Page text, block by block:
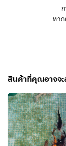
หาก
สินค้าที่คุณอาจจะ